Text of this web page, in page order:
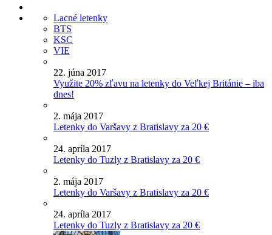
Lacné letenky
BTS
KSC
VIE
22. júna 2017
Využite 20% zľavu na letenky do Veľkej Británie – iba
dnes!
2. mája 2017
Letenky do Varšavy z Bratislavy za 20 €
24. apríla 2017
Letenky do Tuzly z Bratislavy za 20 €
2. mája 2017
Letenky do Varšavy z Bratislavy za 20 €
24. apríla 2017
Letenky do Tuzly z Bratislavy za 20 €